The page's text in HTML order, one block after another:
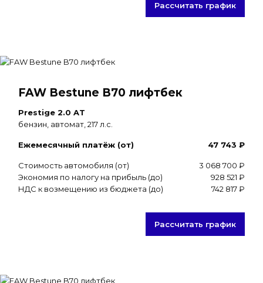
Рассчитать график
FAW Bestune B70 лифтбек
Prestige 2.0 AT
бензин, автомат, 217 л.с.
Ежемесячный платёж (от) 47 743 ₽
Стоимость автомобиля (от)
3 068 700 ₽
Экономия по налогу на прибыль (до)
928 521 ₽
НДС к возмещению из бюджета (до)
742 817 ₽
Рассчитать график